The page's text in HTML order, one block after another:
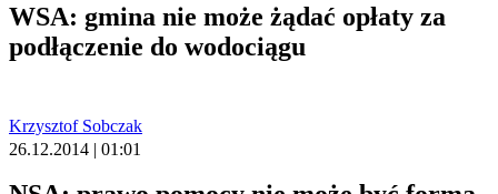
WSA: gmina nie może żądać opłaty za
podłączenie do wodociągu
Krzysztof Sobczak
26.12.2014 | 01:01